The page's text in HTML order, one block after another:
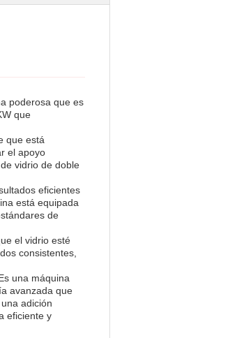
poderosa que es
que
que está
el apoyo
vidrio de doble
eficientes
está equipada
de
el vidrio esté
consistentes,
una máquina
avanzada que
adición
eficiente y